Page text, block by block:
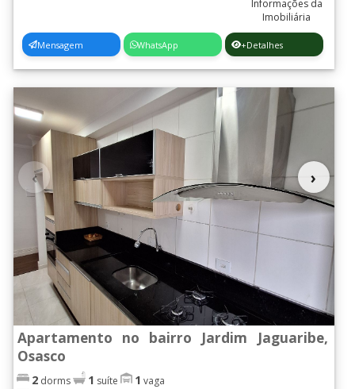
Mensagem WhatsApp +Detalhes
‹ ›
Apartamento no bairro Jardim Jaguaribe,
Osasco
2 dorms 1 suíte 1 vaga